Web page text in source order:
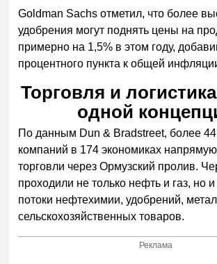
Goldman Sachs отметил, что более
удобрения могут поднять цены на
примерно на 1,5% в этом году,
процентного пункта к общей
Торговля и
одной
По данным Dun & Bradstreet, более
компаний в 174 экономиках напрямую
торговли через Ормузский пролив.
проходили не только нефть и газ, но
потоки нефтехимии, удобрений,
сельскохозяйственных товаров.
Реклама